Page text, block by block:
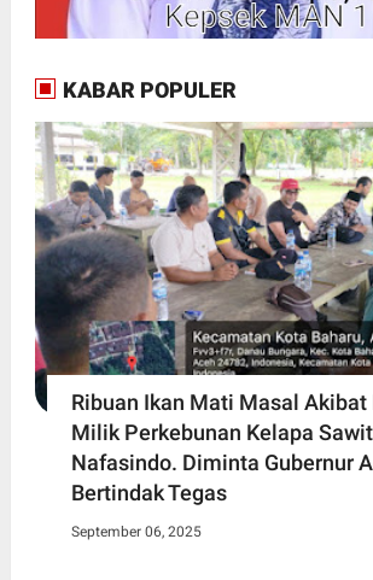
KABAR POPULER
Ribuan Ikan Mati Masal Akibat
Milik Perkebunan Kelapa
Nafasindo. Diminta Gubernur
Bertindak Tegas
September 06, 2025